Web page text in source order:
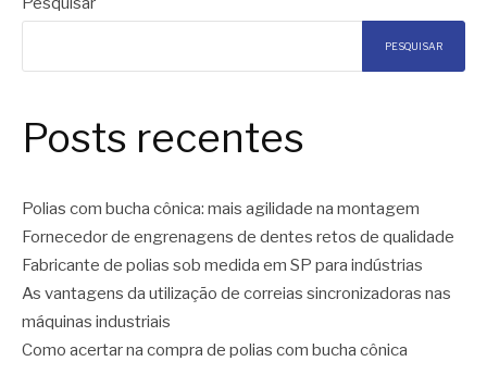
PESQUISAR
Posts recentes
Polias com bucha cônica: mais agilidade na montagem
Fornecedor de engrenagens de dentes retos de qualidade
Fabricante de polias sob medida em SP para indústrias
As vantagens da utilização de correias sincronizadoras nas
máquinas industriais
Como acertar na compra de polias com bucha cônica